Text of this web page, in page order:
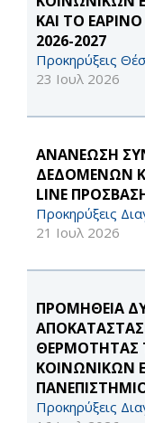
ΚΑΙ ΤΟ
2026-2027
Προκηρύξεις
23 Ιουλ 2026
ΑΝΑΝΕΩΣΗ
ΔΕΔΟΜΕΝΩΝ
LINE
Προκηρύξεις
21 Ιουλ 2026
ΠΡΟΜΗΘΕΙΑ
ΘΕΡΜΟΤΗΤΑΣ
ΚΟΙΝΩΝΙΚΩΝ
Προκηρύξεις